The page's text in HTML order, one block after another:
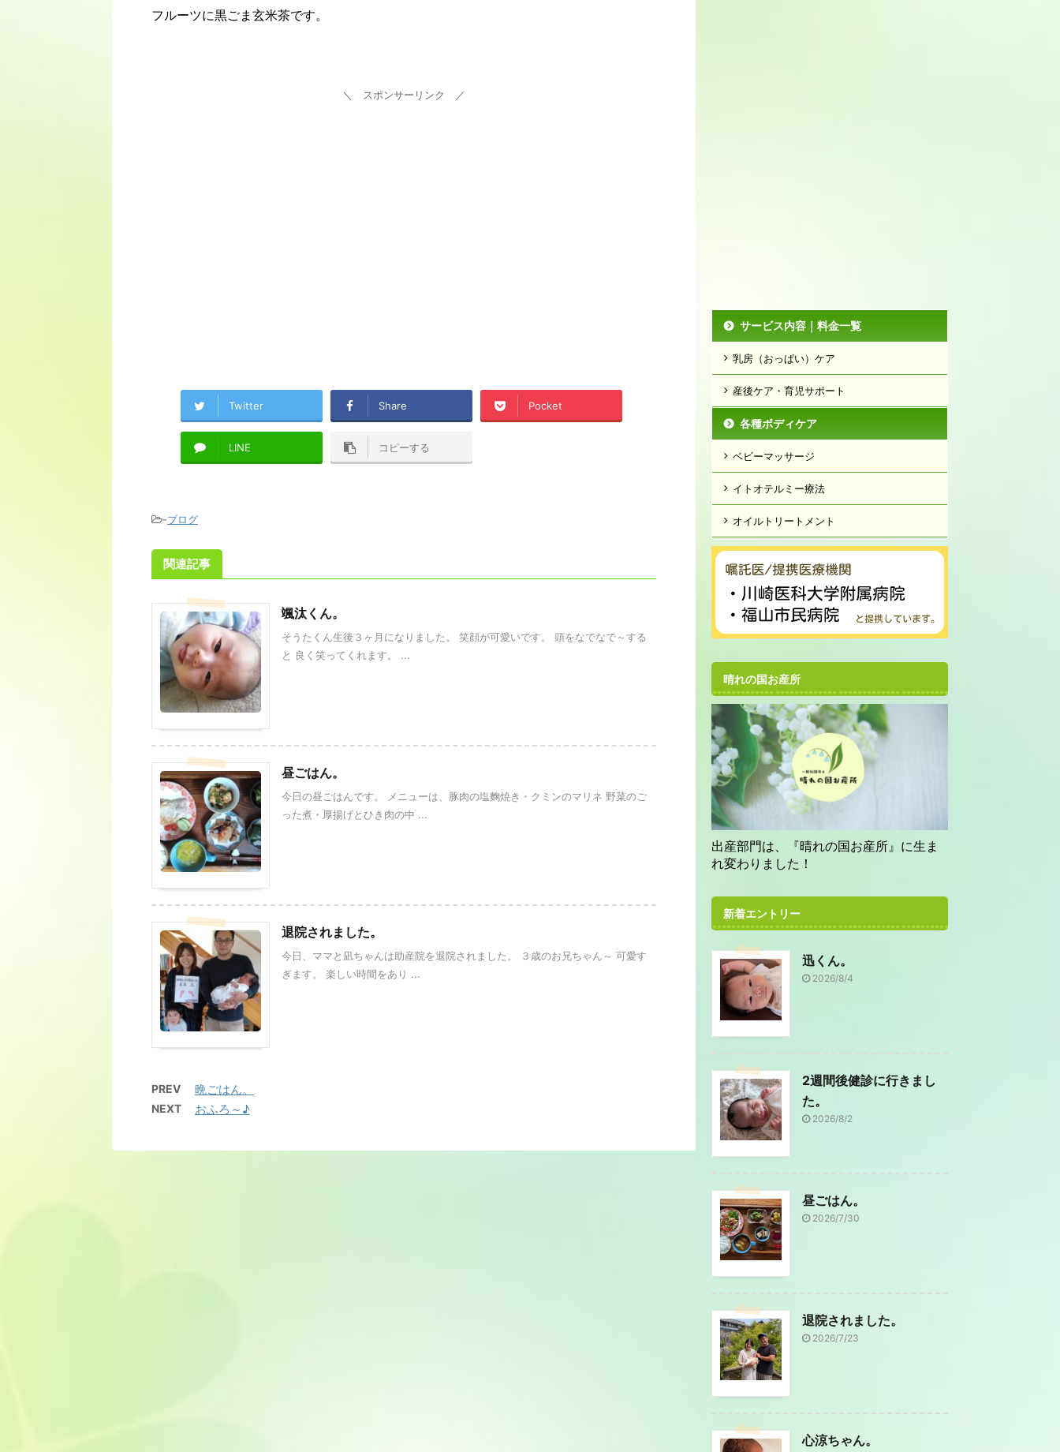
フルーツに黒ごま玄米茶です。
＼ スポンサーリンク ／
Twitter Share Pocket
LINE コピーする
-ブログ
関連記事
颯汰くん。
そうたくん生後３ヶ月になりました。 笑顔が可愛いです。 頭をなでなで～する
と 良く笑ってくれます。 ...
昼ごはん。
今日の昼ごはんです。 メニューは、豚肉の塩麴焼き・クミンのマリネ 野菜のご
った煮・厚揚げとひき肉の中 ...
退院されました。
今日、ママと凪ちゃんは助産院を退院されました。 ３歳のお兄ちゃん～ 可愛す
ぎます。 楽しい時間をあり ...
PREV 晩ごはん。
NEXT おふろ～♪
サービス内容｜料金一覧
乳房（おっぱい）ケア
産後ケア・育児サポート
各種ボディケア
ベビーマッサージ
イトオテルミー療法
オイルトリートメント
晴れの国お産所
出産部門は、『晴れの国お産所』に生ま
れ変わりました！
新着エントリー
迅くん。
2026/8/4
2週間後健診に行きまし
た。
2026/8/2
昼ごはん。
2026/7/30
退院されました。
2026/7/23
心涼ちゃん。